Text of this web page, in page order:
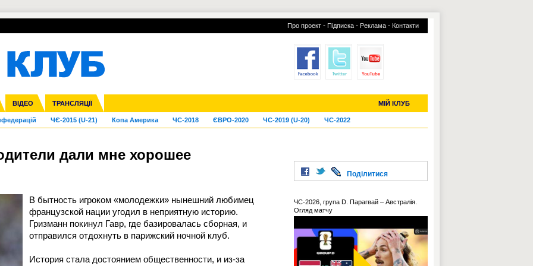
Про проект - Підписка - Реклама - Контакти
ВІДЕО ТРАНСЛЯЦІЇ МІЙ КЛУБ
ліга Кубок України Молодіжка
Ліга націй Ліга конференцій
Франція Інші
ЧЄ-2015 (U-21) Копа Америка ЧС-2018 ЄВРО-2020 ЧС-2019 (U-20) ЧС-2022
УПЛ-ПЕРЕХОДИ УСІ ТРАНСФЕРИ
дали мне хорошее
В бытность игроком «молодежки» нынешний любимец
французской нации угодил в неприятную историю.
Гризманн покинул Гавр, где базировалась сборная, и
отправился отдохнуть в парижский ночной клуб.
История стала достоянием общественности, и из-за
Поділитися
ЧС-2026, група D. Парагвай – Австралія.
Огляд матчу